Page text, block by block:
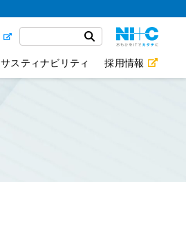
サスティナビリティ 採用情報